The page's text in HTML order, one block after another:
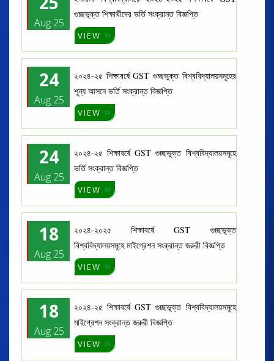
Aug 25
গুচ্ছভূক্ত শিক্ষার্থীদের ভর্তি সংক্রান্ত বিজ্ঞপ্তি
VIEW
24
Aug 25
২০২৪-২৫ শিক্ষাবর্ষে GST গুচ্ছভুক্ত বিশ্ববিদ্যালয়সমূহের
শূন্য আসনে ভর্তি সংক্রান্ত বিজ্ঞপ্তি
VIEW
24
Aug 25
২০২৪-২৫ শিক্ষাবর্ষে GST গুচ্ছভুক্ত বিশ্ববিদ্যালয়সমূহে
ভর্তি সংক্রান্ত বিজ্ঞপ্তি
VIEW
18
Aug 25
২০২৪-২০২৫ শিক্ষাবর্ষে GST গুচ্ছভূক্ত
বিশ্ববিদ্যালয়সমূহে মাইগ্রেশন সংক্রান্ত জরুরী বিজ্ঞপ্তি
VIEW
18
Aug 25
২০২৪-২৫ শিক্ষাবর্ষে GST গুচ্ছভূক্ত বিশ্ববিদ্যালয়সমূহে
মাইগ্রেশন সংক্রান্ত জরুরী বিজ্ঞপ্তি
VIEW